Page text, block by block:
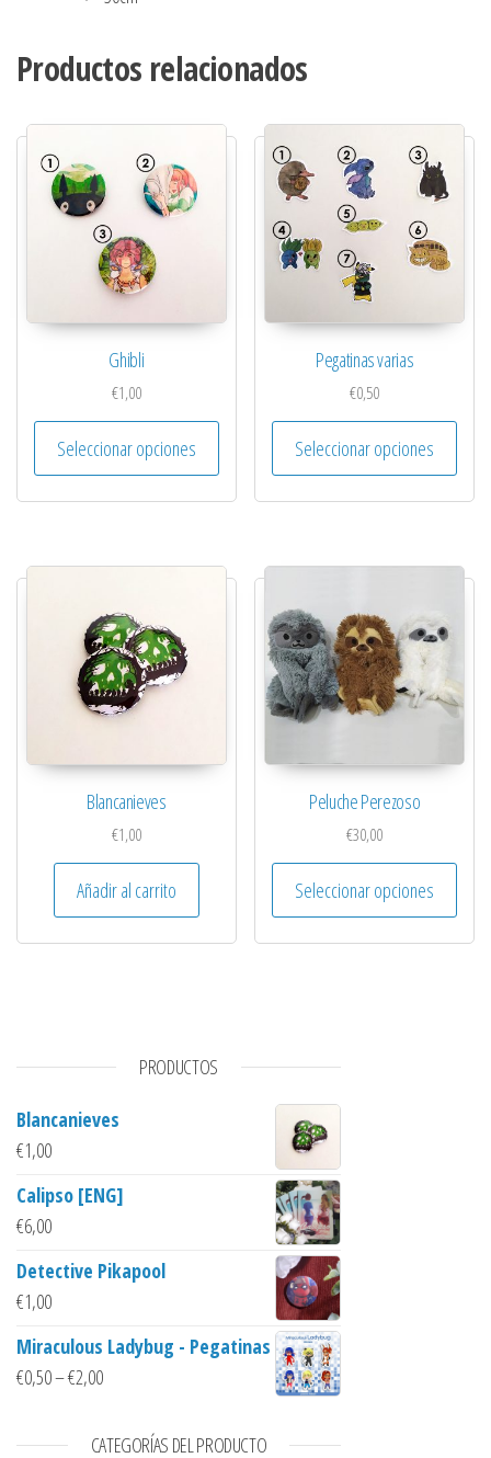
Productos relacionados
Ghibli
€1,00
Seleccionar opciones
Este producto tiene múltiples variantes.
Pegatinas varias
€0,50
Seleccionar opciones
Este
Blancanieves
€1,00
Añadir al carrito
Peluche Perezoso
€30,00
Seleccionar opciones
Este
PRODUCTOS
Blancanieves
€1,00
Calipso [ENG]
€6,00
Detective Pikapool
€1,00
Miraculous Ladybug - Pegatinas
€0,50–€2,00
CATEGORÍAS DEL PRODUCTO